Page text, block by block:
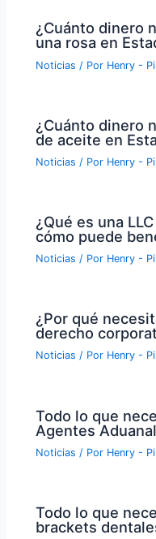
¿Cuánto dinero
una rosa en
Noticias / Por Henry -
¿Cuánto dinero
de aceite en
Noticias / Por Henry -
¿Qué es una
cómo puede
Noticias / Por Henry -
¿Por qué
derecho
Noticias / Por Henry -
Todo lo que
Agentes
Noticias / Por Henry -
Todo lo que
brackets